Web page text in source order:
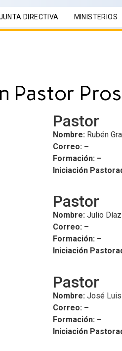
DIRECTIVA MINISTERIOS
Pastor
Pastor
Nombre: Rubén
Correo: –
Formación: –
Iniciación
Pastor
Nombre: Julio
Correo: –
Formación: –
Iniciación
Pastor
Nombre: José Luis
Correo: –
Formación: –
Iniciación